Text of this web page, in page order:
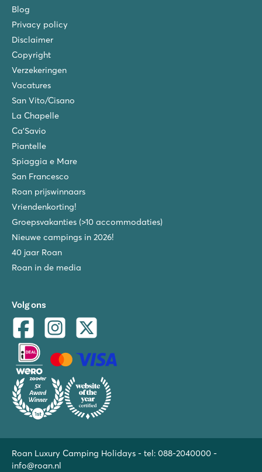
Blog
Privacy policy
Disclaimer
Copyright
Verzekeringen
Vacatures
San Vito/Cisano
La Chapelle
Ca'Savio
Piantelle
Spiaggia e Mare
San Francesco
Roan prijswinnaars
Vriendenkorting!
Groepsvakanties (>10 accommodaties)
Nieuwe campings in 2026!
40 jaar Roan
Roan in de media
Volg ons
Roan Luxury Camping Holidays - tel: 088-2040000 -
info@roan.nl